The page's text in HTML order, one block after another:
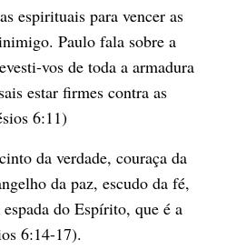
espirituais para vencer as
Paulo fala sobre a
vos de toda a armadura
estar firmes contra as
6:11)
da verdade, couraça da
da paz, escudo da fé,
do Espírito, que é a
6:14-17).